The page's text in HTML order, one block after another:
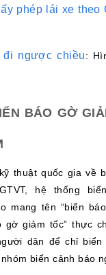
phép lái xe theo
đi ngược chiều:
BÁO GỜ
thuật quốc gia về
hệ thống
mang tên “biển
gờ giảm tốc” thực
dân để chỉ biển
biển cảnh báo